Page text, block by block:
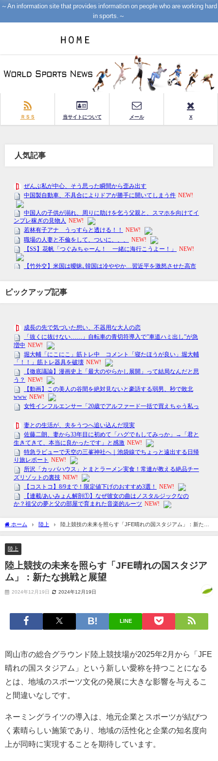
～An information site that provides information on people who are working hard
in sports.～
ＲＳＳ 当サイトについて メール X
人気記事
ピックアップ記事
ホーム 陸上
陸上競技の未来を照らす「JFE晴れの国スタジアム」：新たな
挑戦と展望
陸上
陸上競技の未来を照らす「JFE晴れの国スタジア
ム」：新たな挑戦と展望
2024年12月19日 2024年12月19日
LINE
岡山市の総合グラウンド陸上競技場が2025年2月から「JFE
晴れの国スタジアム」という新しい愛称を持つことになる
とは、地域のスポーツ文化の発展に大きな影響を与えるこ
と間違いなしです。
ネーミングライツの導入は、地元企業とスポーツが結びつ
く素晴らしい施策であり、地域の活性化と企業の知名度向
上が同時に実現することを期待しています。